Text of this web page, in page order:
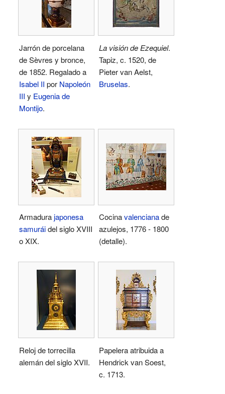
Jarrón de porcelana
de Sèvres y bronce,
de 1852. Regalado a
Isabel II por Napoleón
III y Eugenia de
Montijo.
La visión de Ezequiel.
Tapiz, c. 1520, de
Pieter van Aelst,
Bruselas.
Armadurajaponesa
samuráidel siglo XVIII
o XIX.
Cocinavalencianade
azulejos, 1776 - 1800
(detalle).
Reloj de torrecilla
alemán del siglo XVII.
Papelera atribuida a
Hendrick van Soest,
c. 1713.